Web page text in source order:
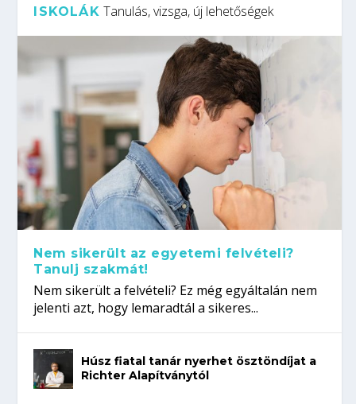
ISKOLÁK Tanulás, vizsga, új lehetőségek
Nem sikerült az egyetemi felvételi?
Tanulj szakmát!
Nem sikerült a felvételi? Ez még egyáltalán nem
jelenti azt, hogy lemaradtál a sikeres...
Húsz fiatal tanár nyerhet ösztöndíjat a
Richter Alapítványtól